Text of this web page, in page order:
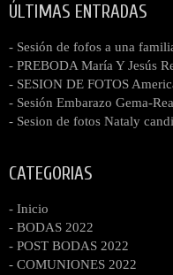
ÚLTIMAS ENTRADAS
- Sesión de fofos a una
- PREBODA María Y Jesús
- SESION DE FOTOS
- Sesión Embarazo Gema-
- Sesion de fotos Nataly
CATEGORIAS
- Inicio
- BODAS 2022
- POST BODAS 2022
- COMUNIONES 2022